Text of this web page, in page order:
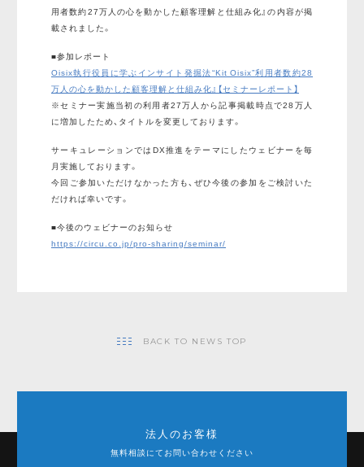
用者数約27万人の心を動かした顧客理解と仕組み化』の内容が掲
載されました。
■参加レポート
Oisix執行役員に学ぶインサイト発掘法“Kit Oisix”利用者数約28
万人の心を動かした顧客理解と仕組み化』【セミナーレポート】
※セミナー実施当初の利用者27万人から記事掲載時点で28万人
に増加したため、タイトルを変更しております。
サーキュレーションではDX推進をテーマにしたウェビナーを毎
月実施しております。
今回ご参加いただけなかった方も、ぜひ今後の参加をご検討いた
だければ幸いです。
■今後のウェビナーのお知らせ
https://circu.co.jp/pro-sharing/seminar/
BACK TO NEWS TOP
法人のお客様
無料相談にてお問い合わせください